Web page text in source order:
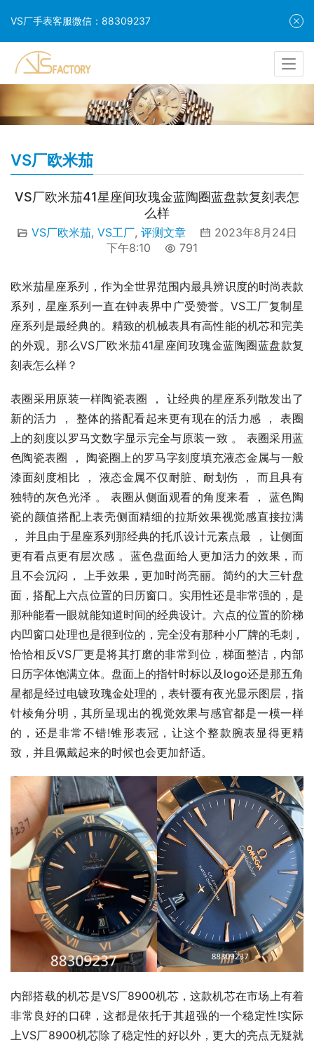
VS厂欧米茄
VS厂欧米茄41星座间玫瑰金蓝陶圈蓝盘款复刻表怎
么样
VS厂欧米茄, VS工厂, 评测文章
2023年8月24日
下午8:10
791
欧米茄星座系列，作为全世界范围内最具辨识度的时尚表款
系列，星座系列一直在钟表界中广受赞誉。VS工厂复制星
座系列是最经典的。精致的机械表具有高性能的机芯和完美
的外观。那么VS厂欧米茄41星座间玫瑰金蓝陶圈蓝盘款复
刻表怎么样？
表圈采用原装一样陶瓷表圈 ， 让经典的星座系列散发出了
新的活力 ， 整体的搭配看起来更有现在的活力感 ， 表圈
上的刻度以罗马文数字显示完全与原装一致 。 表圈采用蓝
色陶瓷表圈 ， 陶瓷圈上的罗马字刻度填充液态金属与一般
漆面刻度相比 ， 液态金属不仅耐脏、耐划伤 ， 而且具有
独特的灰色光泽 。 表圈从侧面观看的角度来看 ， 蓝色陶
瓷的颜值搭配上表壳侧面精细的拉斯效果视觉感直接拉满
， 并且由于星座系列那经典的托爪设计元素点最 ， 让侧面
更有看点更有层次感 。蓝色盘面给人更加活力的效果，而
且不会沉闷， 上手效果，更加时尚亮丽。简约的大三针盘
面，搭配上六点位置的日历窗口。实用性还是非常强的，是
那种能看一眼就能知道时间的经典设计。六点的位置的阶梯
内凹窗口处理也是很到位的，完全没有那种小厂牌的毛刺，
恰恰相反VS厂更是将其打磨的非常到位，梯面整洁，内部
日历字体饱满立体。盘面上的指针时标以及logo还是那五角
星都是经过电镀玫瑰金处理的，表针覆有夜光显示图层，指
针棱角分明，其所呈现出的视觉效果与感官都是一模一样
的，还是非常不错!锥形表冠，让这个整款腕表显得更精
致，并且佩戴起来的时候也会更加舒适。
内部搭载的机芯是VS厂8900机芯，这款机芯在市场上有着
非常良好的口碑，这都是依托于其超强的一个稳定性!实际
上VS厂8900机芯除了稳定性的好以外，更大的亮点无疑就
VS厂手表客服微信：88309237